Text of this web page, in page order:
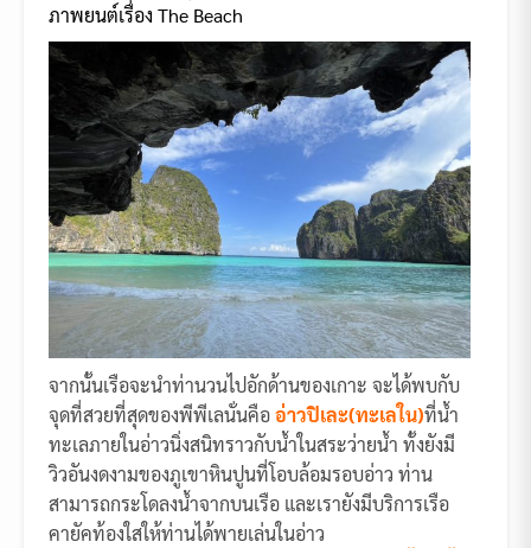
ภาพยนต์เรื่อง The Beach
จากนั้นเรือจะนำท่านวนไปอักด้านของเกาะ จะได้พบกับ
จุดที่สวยที่สุดของพีพีเลนั่นคืออ่าวปิเละ(ทะเลใน)ที่น้ำ
ทะเลภายในอ่าวนิ่งสนิทราวกับน้ำในสระว่ายน้ำ ทั้งยังมี
วิวอันงดงามของภูเขาหินปูนที่โอบล้อมรอบอ่าว ท่าน
สามารถกระโดลงน้ำจากบนเรือ และเรายังมีบริการเรือ
คายัคท้องใสให้ท่านได้พายเล่นในอ่าว